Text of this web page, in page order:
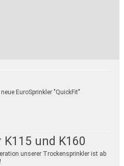
EuroSprinkler "QuickFit"
und K160
unserer Trockensprinkler ist ab